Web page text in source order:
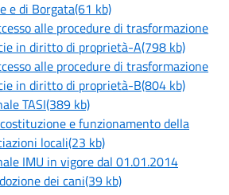
e di Borgata(61 kb)
alle procedure di trasformazione
in diritto di proprietà-A(798 kb)
alle procedure di trasformazione
in diritto di proprietà-B(804 kb)
TASI(389 kb)
e funzionamento della
locali(23 kb)
IMU in vigore dal 01.01.2014
dei cani(39 kb)